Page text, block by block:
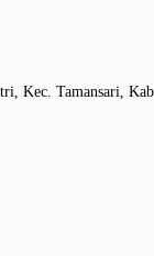
Kec. Tamansari,